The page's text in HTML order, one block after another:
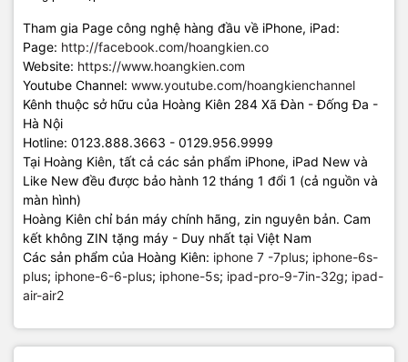
Tham gia Page công nghệ hàng đầu về iPhone, iPad:
Page: http://facebook.com/hoangkien.co
Website: https://www.hoangkien.com
Youtube Channel: www.youtube.com/hoangkienchannel
Kênh thuộc sở hữu của Hoàng Kiên 284 Xã Đàn - Đống Đa -
Hà Nội
Hotline: 0123.888.3663 - 0129.956.9999
Tại Hoàng Kiên, tất cả các sản phẩm iPhone, iPad New và
Like New đều được bảo hành 12 tháng 1 đổi 1 (cả nguồn và
màn hình)
Hoàng Kiên chỉ bán máy chính hãng, zin nguyên bản. Cam
kết không ZIN tặng máy - Duy nhất tại Việt Nam
Các sản phẩm của Hoàng Kiên: iphone 7 -7plus; iphone-6s-
plus; iphone-6-6-plus; iphone-5s; ipad-pro-9-7in-32g; ipad-
air-air2